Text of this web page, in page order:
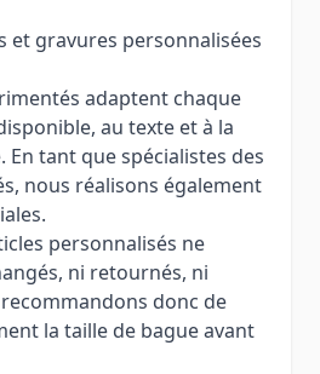
et gravures personnalisées
adaptent chaque
au texte et à la
En tant que spécialistes des
nous réalisons également
personnalisés ne
ni retournés, ni
donc de
la taille de bague avant